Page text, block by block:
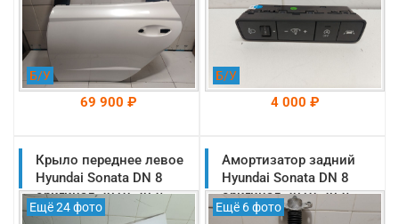
Б/У
69 900 ₽
На складе: Раменское
-->
Б/У
4 000 ₽
На складе: Раменское
-->
Крыло переднее левое
Hyundai Sonata DN 8
оригинал 2019-2025
(66310L1000)
Ещё 24 фото
Амортизатор задний
Hyundai Sonata DN 8
оригинал 2019-2025
(55307L1000)
Ещё 6 фото